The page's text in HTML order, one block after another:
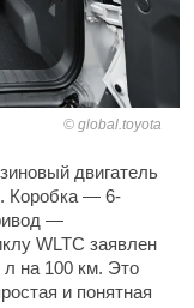
global.toyota
двигатель
Коробка — 6-
—
WLTC заявлен
л на 100 км. Это
и понятная